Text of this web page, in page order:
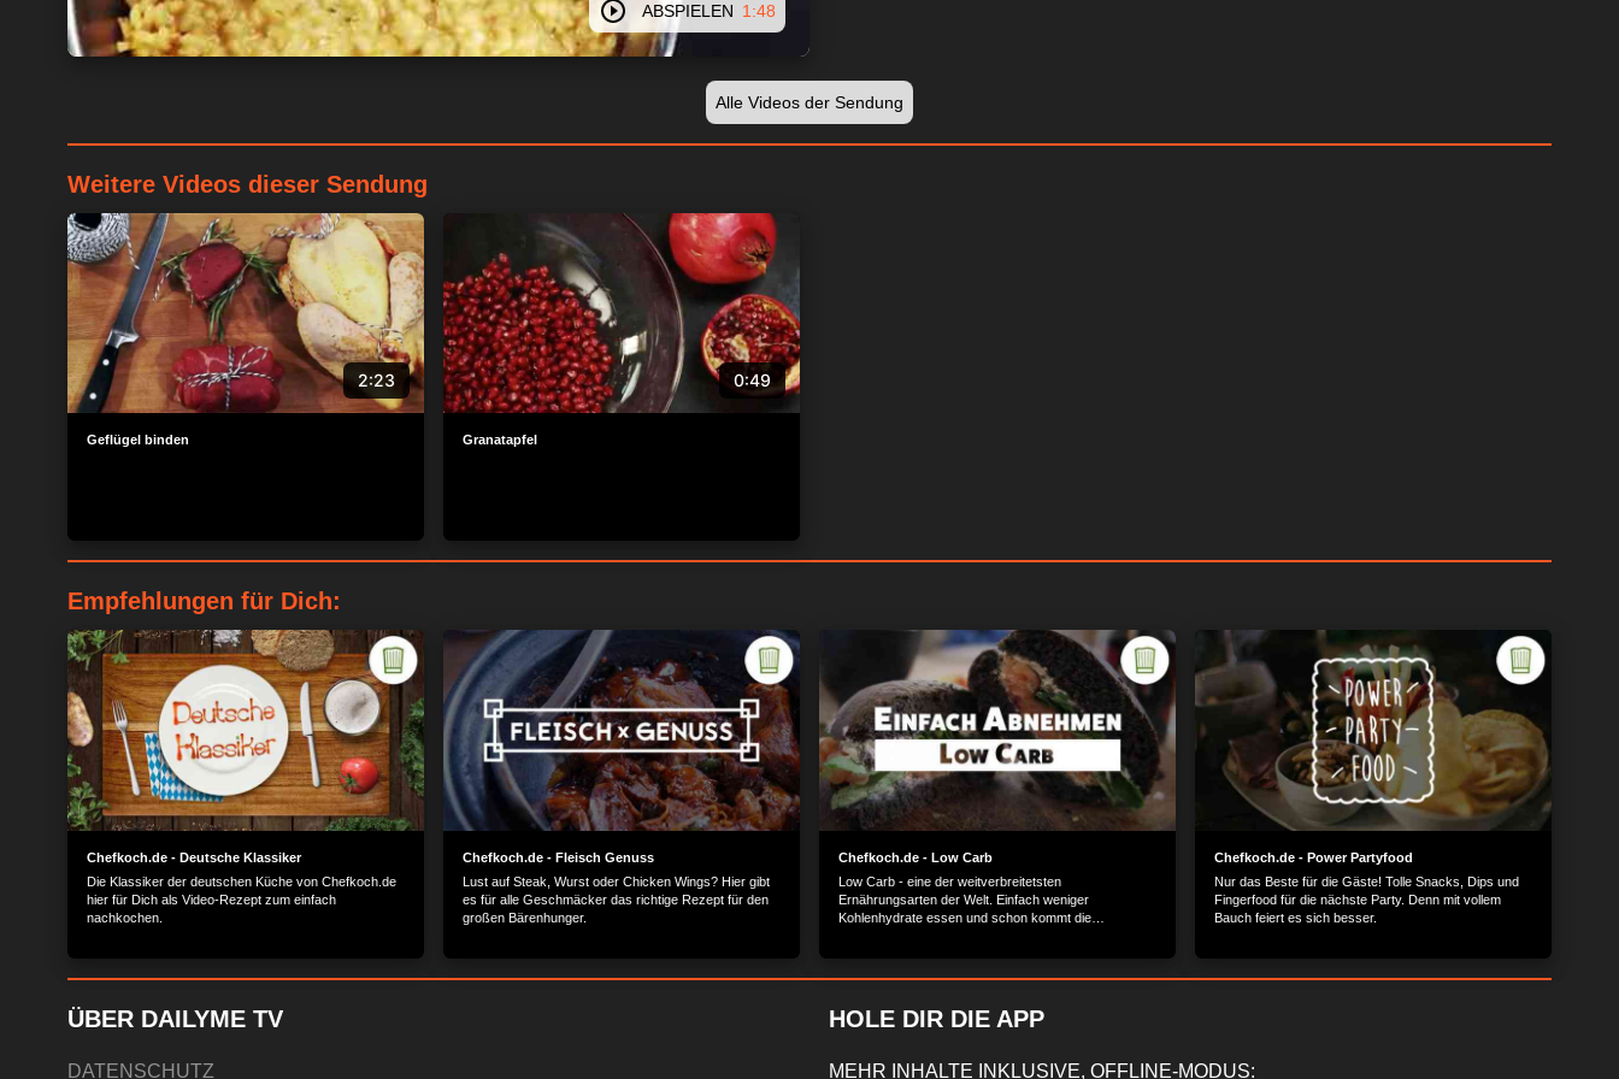
ABSPIELEN 1:48
Alle Videos der Sendung
Weitere Videos dieser Sendung
2:23
Geflügel binden
0:49
Granatapfel
Empfehlungen für Dich:
Chefkoch.de - Deutsche Klassiker
Die Klassiker der deutschen Küche von Chefkoch.de
hier für Dich als Video-Rezept zum einfach
nachkochen.
Chefkoch.de - Fleisch Genuss
Lust auf Steak, Wurst oder Chicken Wings? Hier gibt
es für alle Geschmäcker das richtige Rezept für den
großen Bärenhunger.
Chefkoch.de - Low Carb
Low Carb - eine der weitverbreitetsten
Ernährungsarten der Welt. Einfach weniger
Kohlenhydrate essen und schon kommt die
Chefkoch.de - Power Partyfood
Nur das Beste für die Gäste! Tolle Snacks, Dips und
Fingerfood für die nächste Party. Denn mit vollem
Bauch feiert es sich besser.
ÜBER DAILYME TV
DATENSCHUTZ
HOLE DIR DIE APP
MEHR INHALTE INKLUSIVE, OFFLINE-MODUS: